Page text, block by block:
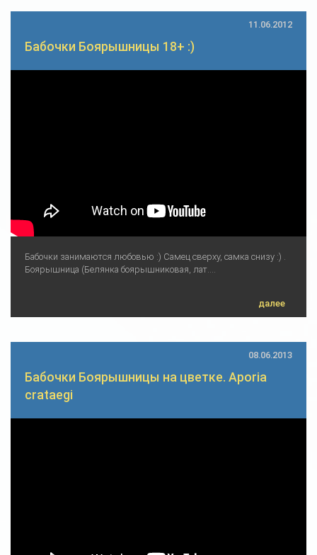
11.06.2012
Бабочки Боярышницы 18+ :)
Бабочки занимаются любовью :) Самец сверху, самка снизу :) .
Боярышница (Белянка боярышниковая, лат....
далее
08.06.2013
Бабочки Боярышницы на цветке. Aporia
crataegi